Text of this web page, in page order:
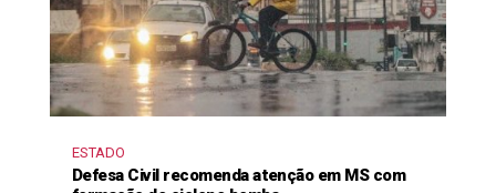
ESTADO
Defesa Civil recomenda atenção em MS com